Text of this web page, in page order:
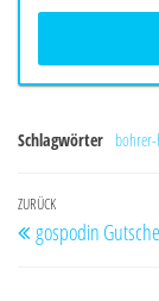
Schlagwörter
Vorheriger
Beitrag
ZURÜCK
gospodin